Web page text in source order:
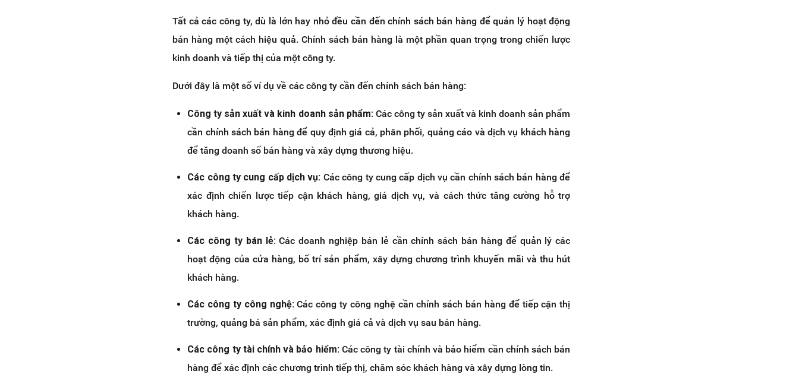
Tất cả các công ty, dù là lớn hay nhỏ đều cần đến chính sách bán hàng để quản lý hoạt động
bán hàng một cách hiệu quả. Chính sách bán hàng là một phần quan trọng trong chiến lược
kinh doanh và tiếp thị của một công ty.
Dưới đây là một số ví dụ về các công ty cần đến chính sách bán hàng:
Công ty sản xuất và kinh doanh sản phẩm:Các công ty sản xuất và kinh doanh sản phẩm
cần chính sách bán hàng để quy định giá cả, phân phối, quảng cáo và dịch vụ khách hàng
để tăng doanh số bán hàng và xây dựng thương hiệu.
Các công ty cung cấp dịch vụ: Các công ty cung cấp dịch vụ cần chính sách bán hàng để
xác định chiến lược tiếp cận khách hàng, giá dịch vụ, và cách thức tăng cường hỗ trợ
khách hàng.
Các công ty bán lẻ:Các doanh nghiệp bán lẻ cần chính sách bán hàng để quản lý các
hoạt động của cửa hàng, bố trí sản phẩm, xây dựng chương trình khuyến mãi và thu hút
khách hàng.
Các công ty công nghệ:Các công ty công nghệ cần chính sách bán hàng để tiếp cận thị
trường, quảng bá sản phẩm, xác định giá cả và dịch vụ sau bán hàng.
Các công ty tài chính và bảo hiểm: Các công ty tài chính và bảo hiểm cần chính sách bán
hàng để xác định các chương trình tiếp thị, chăm sóc khách hàng và xây dựng lòng tin.